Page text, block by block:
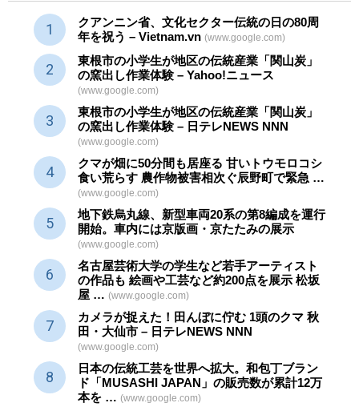
クアンニン省、文化セクター伝統の日の80周
年を祝う – Vietnam.vn (www.google.com)
東根市の小学生が地区の伝統産業 「関山炭」
の窯出し作業体験 – Yahoo!ニュース
(www.google.com)
東根市の小学生が地区の伝統産業 「関山炭」
の窯出し作業体験 – 日テレNEWS NNN
(www.google.com)
クマが畑に50分間も居座る 甘いトウモロコシ
食い荒らす 農作物被害相次ぐ辰野町で緊急 …
(www.google.com)
地下鉄烏丸線、新型車両20系の第8編成を運行
開始。車内には京版画・京たたみの展示
(www.google.com)
名古屋芸術大学の学生など若手アーティスト
の作品も 絵画や工芸など約200点を展示 松坂
屋 … (www.google.com)
カメラが捉えた！田んぼに佇む 1頭のクマ 秋
田・大仙市 – 日テレNEWS NNN
(www.google.com)
日本の伝統工芸を世界へ拡大。和包丁ブラン
ド「MUSASHI JAPAN」の販売数が累計12万
本を … (www.google.com)